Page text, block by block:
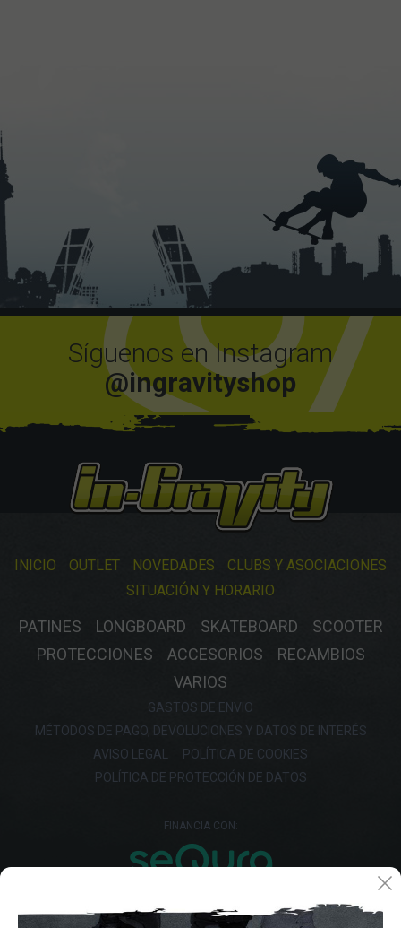
Síguenos en Instagram
@ingravityshop
INICIO OUTLET NOVEDADES
CLUBS Y ASOCIACIONES
SITUACIÓN Y HORARIO
PATINES LONGBOARD SKATEBOARD
SCOOTER
PROTECCIONES
ACCESORIOS
RECAMBIOS
VARIOS
GASTOS DE ENVIO
MÉTODOS DE PAGO, DEVOLUCIONES Y DATOS DE INTERÉS
AVISO LEGAL
POLÍTICA DE COOKIES
POLÍTICA DE PROTECCIÓN DE DATOS
FINANCIA CON: